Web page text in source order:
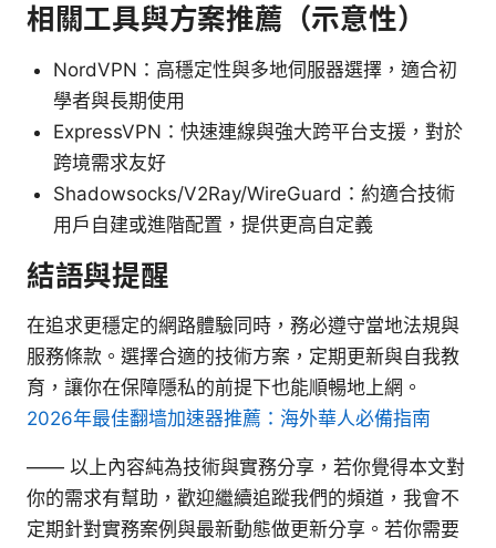
相關工具與方案推薦（示意性）
NordVPN：高穩定性與多地伺服器選擇，適合初
學者與長期使用
ExpressVPN：快速連線與強大跨平台支援，對於
跨境需求友好
Shadowsocks/V2Ray/WireGuard：約適合技術
用戶自建或進階配置，提供更高自定義
結語與提醒
在追求更穩定的網路體驗同時，務必遵守當地法規與
服務條款。選擇合適的技術方案，定期更新與自我教
育，讓你在保障隱私的前提下也能順暢地上網。
2026年最佳翻墙加速器推薦：海外華人必備指南
—— 以上內容純為技術與實務分享，若你覺得本文對
你的需求有幫助，歡迎繼續追蹤我們的頻道，我會不
定期針對實務案例與最新動態做更新分享。若你需要